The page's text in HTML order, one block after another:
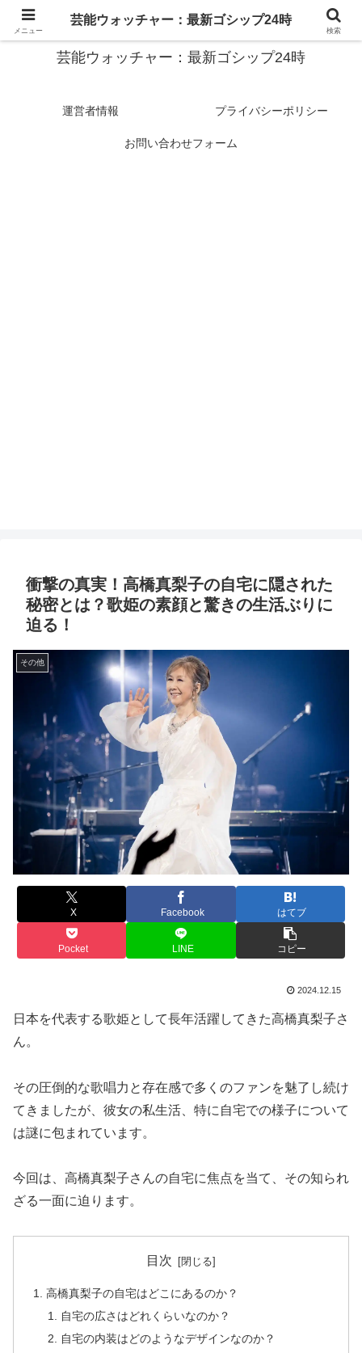
スターたちの裏側を徹底追跡！話題のゴシップがここに集結
芸能ウォッチャー：最新ゴシップ24時
運営者情報 プライバシーポリシー
お問い合わせフォーム
衝撃の真実！高橋真梨子の自宅に隠された
秘密とは？歌姫の素顔と驚きの生活ぶりに
迫る！
その他
X Facebook はてブ
Pocket LINE コピー
2024.12.15
日本を代表する歌姫として長年活躍してきた高橋真梨子さ
ん。
その圧倒的な歌唱力と存在感で多くのファンを魅了し続け
てきましたが、彼女の私生活、特に自宅での様子について
は謎に包まれています。
今回は、高橋真梨子さんの自宅に焦点を当て、その知られ
ざる一面に迫ります。
目次
高橋真梨子の自宅はどこにあるのか？
自宅の広さはどれくらいなのか？
自宅の内装はどのようなデザインなのか？
メニュー
芸能ウォッチャー：最新ゴシップ24時
検索